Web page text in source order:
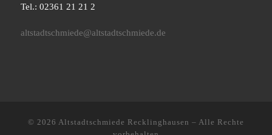
Tel.: 02361 21 21 2
altstadtschmiede@altstadtschmiede.de
© 2026 Altstadtschmiede Recklinghausen – Alle Rechte